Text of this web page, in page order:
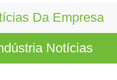
Da Empresa
Notícias